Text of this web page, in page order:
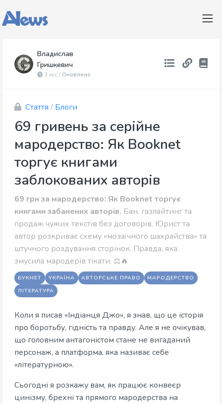
Владислав
Гришкевич
3 міс / Оновлено
Стаття / Блоги
69 гривень за серійне
мародерство: Як Booknet
торгує книгами
заблокованих авторів
69 грн за мародерство: Як Booknet торгує
книгами забанених авторів. Бан, газлайтинг та
продаж чужих текстів без договорів. Юрист та
автор розкриває схему «мозаїчного шахрайства» та
штучного роздування сторінок. Правда, яка
змусила мародерів тікати. ⚖️🔥
БУКНЕТ УКРАЇНА АВТОРСЬКЕ ПРАВО
МАРОДЕРСТВО
ЛІТЕРАТУРА
Коли я писав «Індіанця Джо», я знав, що це історія
про боротьбу, гідність та правду. Але я не очікував,
що головним антагоністом стане не вигаданий
персонаж, а платформа, яка називає себе
«літературною».
Сьогодні я розкажу вам, як працює конвеєр
цинізму, брехні та прямого мародерства на